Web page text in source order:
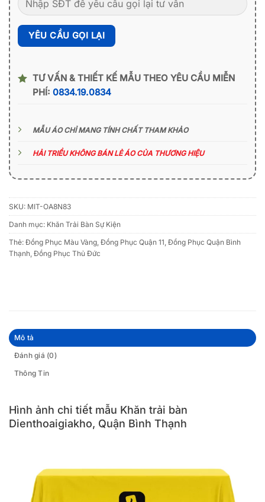
TƯ VẤN & THIẾT KẾ MẪU THEO YÊU CẦU MIỄN
PHÍ: 0834.19.0834
MẪU ÁO CHỈ MANG TÍNH CHẤT THAM KHẢO
HẢI TRIỀU KHÔNG BÁN LẺ ÁO CỦA THƯƠNG HIỆU
SKU: MIT-OA8N83
Danh mục: Khăn Trải Bàn Sự Kiện
Thẻ: Đồng Phục Màu Vàng Đồng Phục Quận 11 Đồng Phục Quận Bình
Thạnh Đồng Phục Thủ Đức
Mô tả
Đánh giá (0)
Thông Tin
Hình ảnh chi tiết mẫu Khăn trải bàn
Dienthoaigiakho, Quận Bình Thạnh